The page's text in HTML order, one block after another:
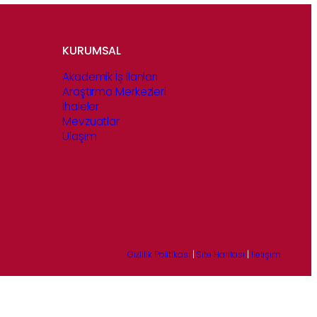
KURUMSAL
Akademik İş İlanları
Araştırma Merkezleri
İhaleler
Mevzuatlar
Ulaşım
Gizlilik Politikası | Site Haritası | İletişim